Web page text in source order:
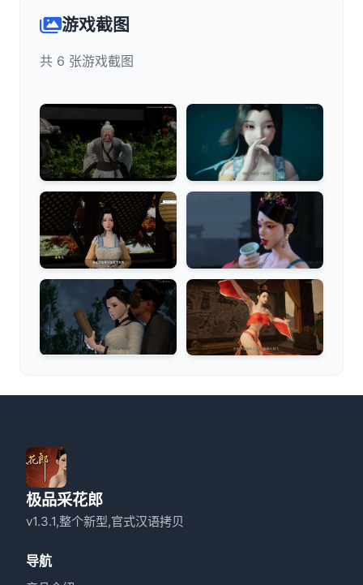
游戏截图
共 6 张游戏截图
极品采花郎
v1.3.1,整个新型,官式汉语拷贝
导航